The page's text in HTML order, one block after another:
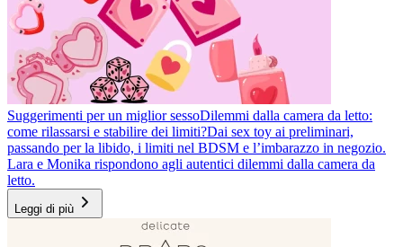
Suggerimenti per un miglior sessoDilemmi dalla camera da letto:
come rilassarsi e stabilire dei limiti?Dai sex toy ai preliminari,
passando per la libido, i limiti nel BDSM e l’imbarazzo in negozio.
Lara e Monika rispondono agli autentici dilemmi dalla camera da
letto.
Leggi di più